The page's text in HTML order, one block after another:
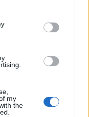
my
the
Κυριακή
έγκυρων
Εάν
όριο,